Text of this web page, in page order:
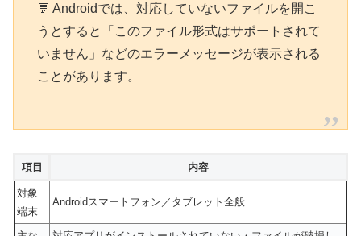
💬 Androidでは、対応していないファイルを開こ
うとすると「このファイル形式はサポートされて
いません」などのエラーメッセージが表示される
ことがあります。
項目 内容
対象
端末
Androidスマートフォン／タブレット全般